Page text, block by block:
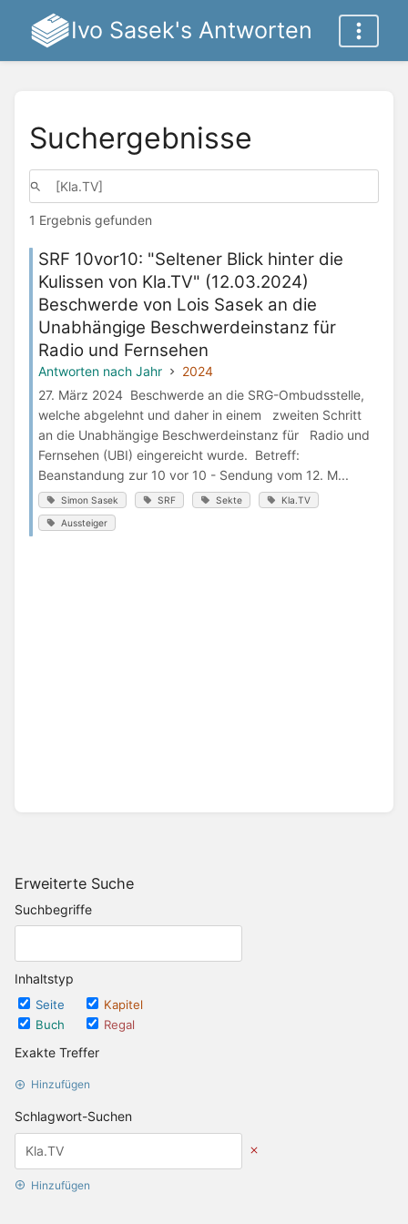
Ivo Sasek's Antworten
Erweiterte Suche
Suchbegriffe
Inhaltstyp
Seite
Kapitel
Buch
Regal
Exakte Treffer
Hinzufügen
Schlagwort-Suchen
Hinzufügen
Suchergebnisse
1 Ergebnis gefunden
SRF 10vor10: "Seltener Blick hinter die
Kulissen von Kla.TV" (12.03.2024)
Beschwerde von Lois Sasek an die
Unabhängige Beschwerdeinstanz für
Radio und Fernsehen
Antworten nach Jahr
2024
27. März 2024 Beschwerde an die SRG-Ombudsstelle,
welche abgelehnt und daher in einem zweiten Schritt
an die Unabhängige Beschwerdeinstanz für Radio und
Fernsehen (UBI) eingereicht wurde. Betreff:
Beanstandung zur 10 vor 10 - Sendung vom 12. M...
Simon Sasek SRF Sekte Kla.TV
Aussteiger